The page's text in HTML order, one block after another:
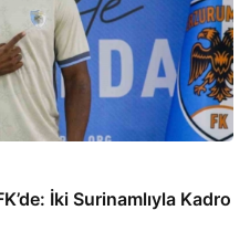
İki Surinamlıyla Kadro